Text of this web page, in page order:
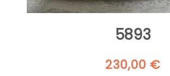
5893
230,00 €